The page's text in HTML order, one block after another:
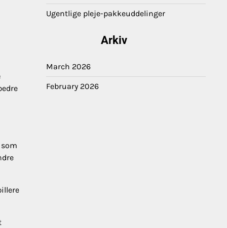
Ugentlige pleje-pakkeuddelinger
Arkiv
March 2026
February 2026